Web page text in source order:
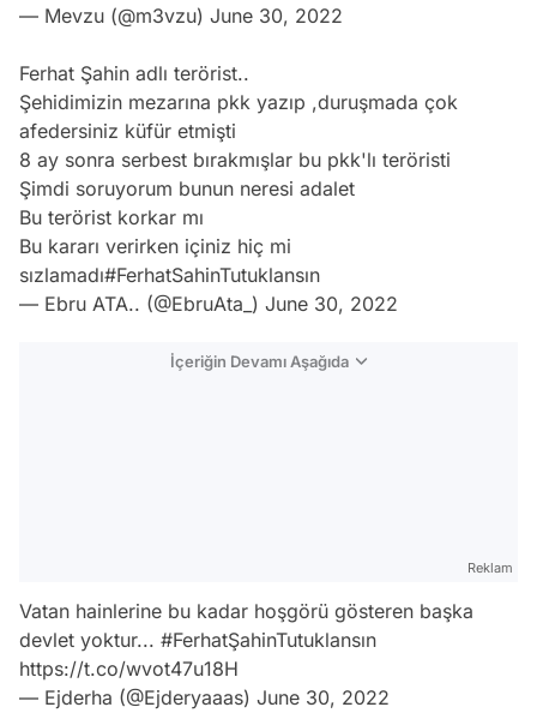
— Mevzu (@m3vzu) June 30, 2022
Ferhat Şahin adlı terörist..
Şehidimizin mezarına pkk yazıp ,duruşmada çok
afedersiniz küfür etmişti
8 ay sonra serbest bırakmışlar bu pkk'lı teröristi
Şimdi soruyorum bunun neresi adalet
Bu terörist korkar mı
Bu kararı verirken içiniz hiç mi
sızlamadı#FerhatSahinTutuklansın
— Ebru ATA.. (@EbruAta_) June 30, 2022
İçeriğin Devamı Aşağıda
Reklam
Vatan hainlerine bu kadar hoşgörü gösteren başka
devlet yoktur... #FerhatŞahinTutuklansın
https://t.co/wvot47u18H
— Ejderha (@Ejderyaaas) June 30, 2022